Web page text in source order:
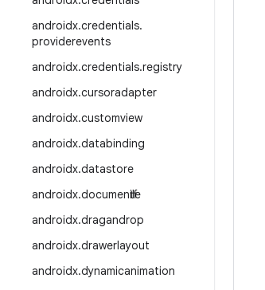
androidx.credentials.
providerevents
androidx.credentials.registry
androidx.cursoradapter
androidx.customview
androidx.databinding
androidx.datastore
androidx.documentfile
androidx.dragandrop
androidx.drawerlayout
androidx.dynamicanimation